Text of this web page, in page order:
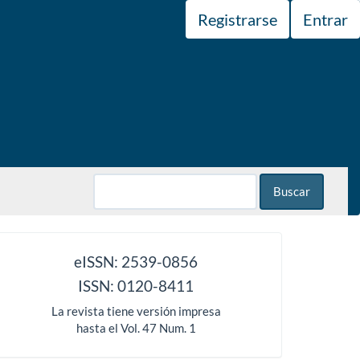
Registrarse Entrar
Buscar
eISSN: 2539-0856
ISSN: 0120-8411
La revista tiene versión impresa
hasta el Vol. 47 Num. 1